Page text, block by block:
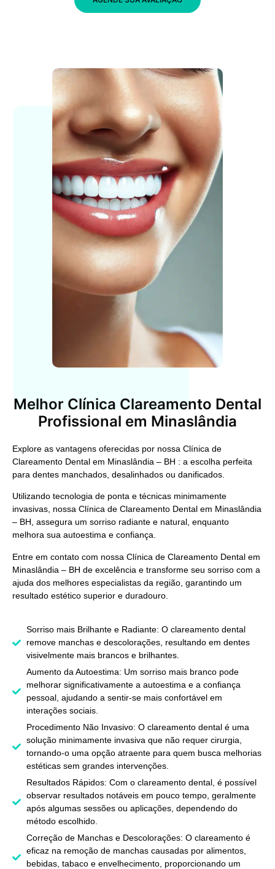
Melhor Clínica Clareamento Dental
Profissional em Minaslândia
Explore as vantagens oferecidas por nossa Clínica de
Clareamento Dental em Minaslândia – BH : a escolha perfeita
para dentes manchados, desalinhados ou danificados.
Utilizando tecnologia de ponta e técnicas minimamente
invasivas, nossa Clínica de Clareamento Dental em Minaslândia
– BH, assegura um sorriso radiante e natural, enquanto
melhora sua autoestima e confiança.
Entre em contato com nossa Clínica de Clareamento Dental em
Minaslândia – BH de excelência e transforme seu sorriso com a
ajuda dos melhores especialistas da região, garantindo um
resultado estético superior e duradouro.
Sorriso mais Brilhante e Radiante: O clareamento dental
remove manchas e descolorações, resultando em dentes
visivelmente mais brancos e brilhantes.
Aumento da Autoestima: Um sorriso mais branco pode
melhorar significativamente a autoestima e a confiança
pessoal, ajudando a sentir-se mais confortável em
interações sociais.
Procedimento Não Invasivo: O clareamento dental é uma
solução minimamente invasiva que não requer cirurgia,
tornando-o uma opção atraente para quem busca melhorias
estéticas sem grandes intervenções.
Resultados Rápidos: Com o clareamento dental, é possível
observar resultados notáveis em pouco tempo, geralmente
após algumas sessões ou aplicações, dependendo do
método escolhido.
Correção de Manchas e Descolorações: O clareamento é
eficaz na remoção de manchas causadas por alimentos,
bebidas, tabaco e envelhecimento, proporcionando um